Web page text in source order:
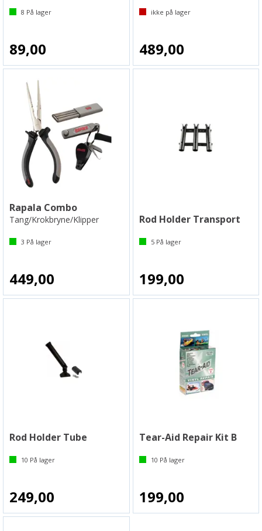
8 På lager
89,00
ikke på lager
489,00
Rapala Combo
Tang/Krokbryne/Klipper
3 På lager
449,00
Rod Holder Transport
5På lager
199,00
Rod Holder Tube
10 På lager
249,00
Tear-Aid Repair Kit B
10 På lager
199,00